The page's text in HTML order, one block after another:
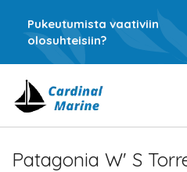
Pukeutumista vaativiin
olosuhteisiin?
Patagonia W' S